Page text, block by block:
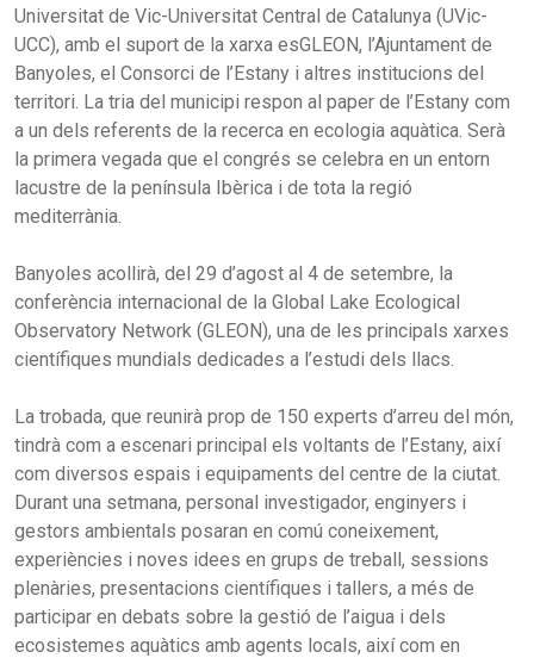
Universitat de Vic-Universitat Central de Catalunya (UVic-
UCC), amb el suport de la xarxa esGLEON, l’Ajuntament de
Banyoles, el Consorci de l’Estany i altres institucions del
territori. La tria del municipi respon al paper de l’Estany com
a un dels referents de la recerca en ecologia aquàtica. Serà
la primera vegada que el congrés se celebra en un entorn
lacustre de la península Ibèrica i de tota la regió
mediterrània.
Banyoles acollirà, del 29 d’agost al 4 de setembre, la
conferència internacional de la Global Lake Ecological
Observatory Network (GLEON), una de les principals xarxes
científiques mundials dedicades a l’estudi dels llacs.
La trobada, que reunirà prop de 150 experts d’arreu del món,
tindrà com a escenari principal els voltants de l’Estany, així
com diversos espais i equipaments del centre de la ciutat.
Durant una setmana, personal investigador, enginyers i
gestors ambientals posaran en comú coneixement,
experiències i noves idees en grups de treball, sessions
plenàries, presentacions científiques i tallers, a més de
participar en debats sobre la gestió de l’aigua i dels
ecosistemes aquàtics amb agents locals, així com en